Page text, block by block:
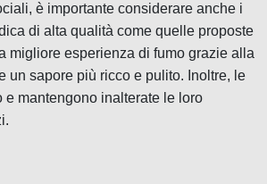
è importante considerare anche i
di alta qualità come quelle proposte
migliore esperienza di fumo grazie alla
un sapore più ricco e pulito. Inoltre, le
mantengono inalterate le loro